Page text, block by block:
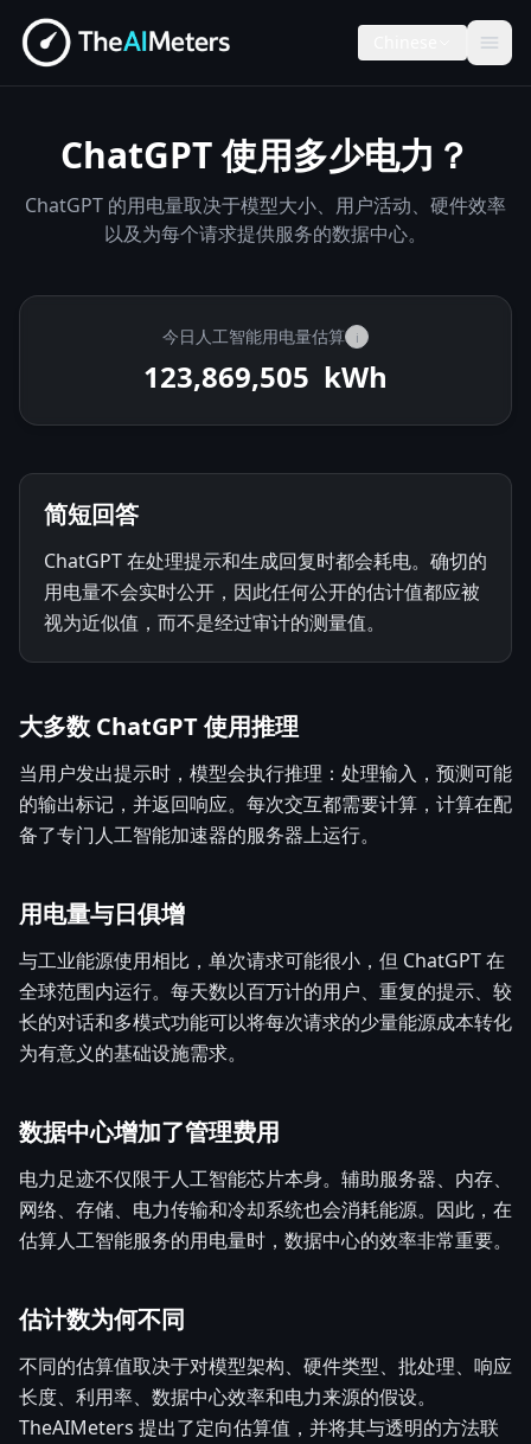
ChatGPT 使用多少电力？
ChatGPT 的用电量取决于模型大小、用户活动、硬件效率
以及为每个请求提供服务的数据中心。
今日人工智能用电量估算 i
123,869,916 kWh
简短回答
ChatGPT 在处理提示和生成回复时都会耗电。确切的
用电量不会实时公开，因此任何公开的估计值都应被
视为近似值，而不是经过审计的测量值。
大多数 ChatGPT 使用推理
当用户发出提示时，模型会执行推理：处理输入，预测可能
的输出标记，并返回响应。每次交互都需要计算，计算在配
备了专门人工智能加速器的服务器上运行。
用电量与日俱增
与工业能源使用相比，单次请求可能很小，但 ChatGPT 在
全球范围内运行。每天数以百万计的用户、重复的提示、较
长的对话和多模式功能可以将每次请求的少量能源成本转化
为有意义的基础设施需求。
数据中心增加了管理费用
电力足迹不仅限于人工智能芯片本身。辅助服务器、内存、
网络、存储、电力传输和冷却系统也会消耗能源。因此，在
估算人工智能服务的用电量时，数据中心的效率非常重要。
估计数为何不同
不同的估算值取决于对模型架构、硬件类型、批处理、响应
长度、利用率、数据中心效率和电力来源的假设。
TheAIMeters 提出了定向估算值，并将其与透明的方法联